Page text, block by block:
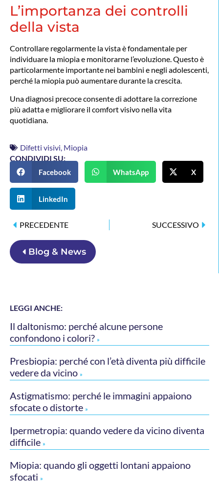
L’importanza dei controlli
della vista
Controllare regolarmente la vista è fondamentale per
individuare la miopia e monitorarne l’evoluzione. Questo è
particolarmente importante nei bambini e negli adolescenti,
perché la miopia può aumentare durante la crescita.
Una diagnosi precoce consente di adottare la correzione
più adatta e migliorare il comfort visivo nella vita
quotidiana.
Difetti visivi, Miopia
CONDIVIDI SU:
Facebook WhatsApp X
LinkedIn
PRECEDENTE SUCCESSIVO
Blog & News
LEGGI ANCHE:
Il daltonismo: perché alcune persone
confondono i colori? »
Presbiopia: perché con l’età diventa più difficile
vedere da vicino »
Astigmatismo: perché le immagini appaiono
sfocate o distorte »
Ipermetropia: quando vedere da vicino diventa
difficile »
Miopia: quando gli oggetti lontani appaiono
sfocati »